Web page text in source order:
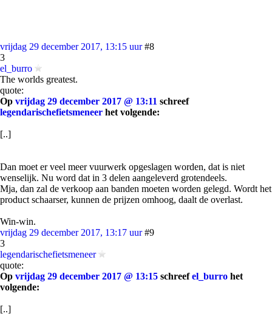
vrijdag 29 december 2017, 13:15 uur #8
3
el_burro
The worlds greatest.
quote:
Op vrijdag 29 december 2017 @ 13:11 schreef
legendarischefietsmeneer het volgende:
[..]
Dan moet er veel meer vuurwerk opgeslagen worden, dat is niet
wenselijk. Nu word dat in 3 delen aangeleverd grotendeels.
Mja, dan zal de verkoop aan banden moeten worden gelegd. Wordt het
product schaarser, kunnen de prijzen omhoog, daalt de overlast.
Win-win.
vrijdag 29 december 2017, 13:17 uur #9
3
legendarischefietsmeneer
quote:
Op vrijdag 29 december 2017 @ 13:15 schreefel_burro het
volgende:
[..]